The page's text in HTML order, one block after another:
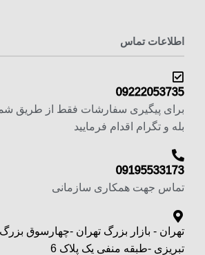
اطلاعات تماس
09222053735
برای پیگیری سفارشات فقط از طریق
بله و تگرام اقدام فرمایید
09195533173
تماس جهت همکاری سازمانی
تهران - بازار بزرگ تهران -چهارسوق
تبریزی -طبقه منفی یک پلاک 6